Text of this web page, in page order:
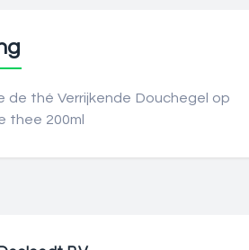
de thé Verrijkende Douchegel op
thee 200ml